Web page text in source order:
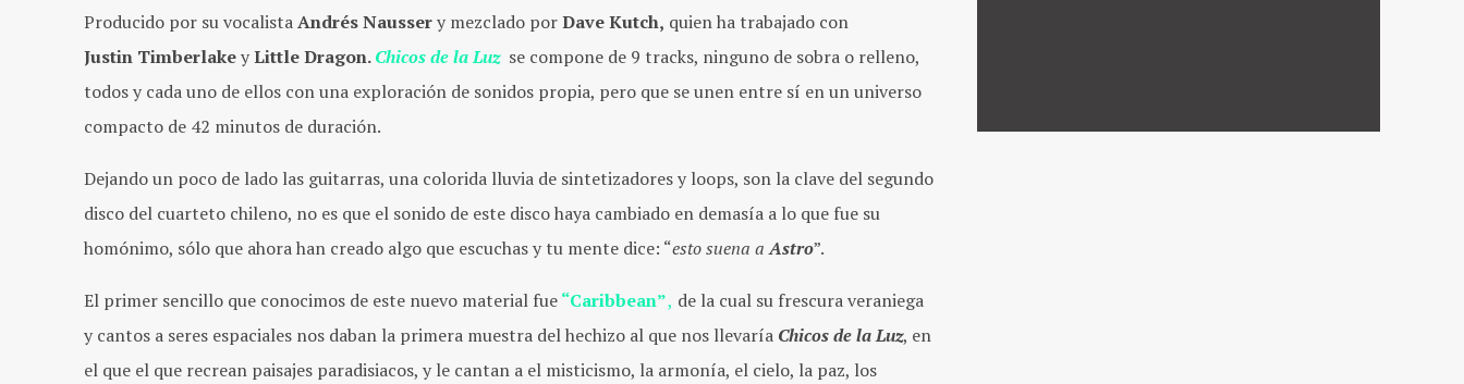
Producido por su vocalistaAndrés Naussery mezclado porDave Kutch, quien ha trabajado con
Justin TimberlakeyLittle Dragon.Chicos de la Luzse compone de 9 tracks, ninguno de sobra o relleno,
todos y cada uno de ellos con una exploración de sonidos propia, pero que se unen entre sí en un universo
compacto de 42 minutos de duración.
Dejando un poco de lado las guitarras, una colorida lluvia de sintetizadores y loops, son la clave del segundo
disco del cuarteto chileno, no es que el sonido de este disco haya cambiado en demasía a lo que fue su
homónimo, sólo que ahora han creado algo que escuchas y tu mente dice: “esto suena aAstro”.
El primer sencillo que conocimos de este nuevo material fue“Caribbean”, de la cual su frescura veraniega
y cantos a seres espaciales nos daban la primera muestra del hechizo al que nos llevaría Chicos de la Luz, en
el que el que recrean paisajes paradisiacos, y le cantan a el misticismo, la armonía, el cielo, la paz, los